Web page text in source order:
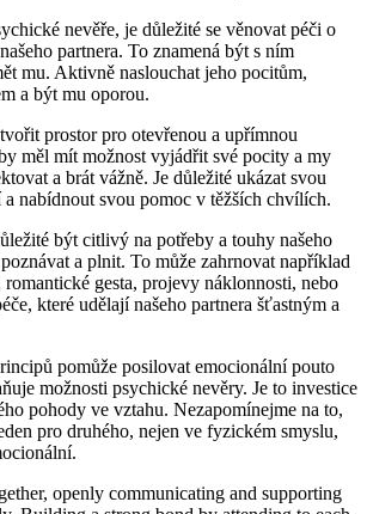
nevěře, je důležité se věnovat péči o
partnera. To znamená být s ním
mu. Aktivně naslouchat jeho pocitům,
a být mu oporou.
prostor pro otevřenou a upřímnou
měl mít možnost vyjádřit své pocity a my
a brát vážně. Je důležité ukázat svou
nabídnout svou pomoc v těžších chvílích.
být citlivý na potřeby a touhy našeho
a plnit. To může zahrnovat například
romantické gesta, projevy náklonnosti, nebo
které udělají našeho partnera šťastným a
pomůže posilovat emocionální pouto
možnosti psychické nevěry. Je to investice
pohody ve vztahu. Nezapomínejme na to,
pro druhého, nejen ve fyzickém smyslu,